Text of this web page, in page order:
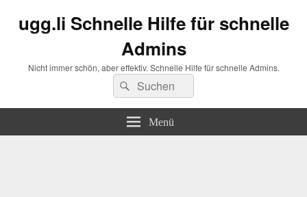
ugg.li Schnelle Hilfe für schnelle
Admins
Nicht immer schön, aber effektiv. Schnelle Hilfe für schnelle Admins.
Suchen
nach:
Suchen
Menü